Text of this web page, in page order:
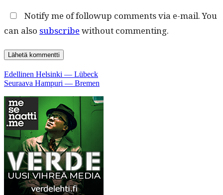
Notify me of followup comments via e-mail. You
can also subscribe without commenting.
Artikkelien
selaus
Edellinen Edellinen
artikkeli:
Helsinki — Lübeck
Seuraava Seuraava
Hampuri — Bremen